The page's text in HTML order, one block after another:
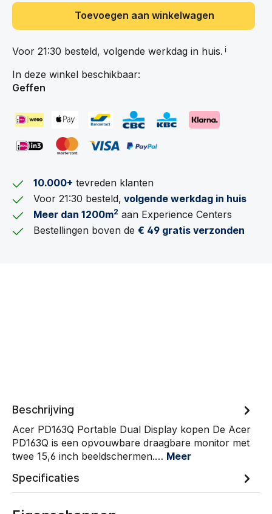
Toevoegen aan winkelwagen
Voor 21:30 besteld, volgende werkdag in huis. ℹ️
In deze winkel beschikbaar:
Geffen
10.000+ tevreden klanten
Voor 21:30 besteld, volgende werkdag in huis
Meer dan 1200m2 aan Experience Centers
Bestellingen boven de€ 49 gratis verzonden
Beschrijving
Acer PD163Q Portable Dual Display kopen De Acer
PD163Q is een opvouwbare draagbare monitor met
twee 15,6 inch beeldschermen.… Meer
Specificaties